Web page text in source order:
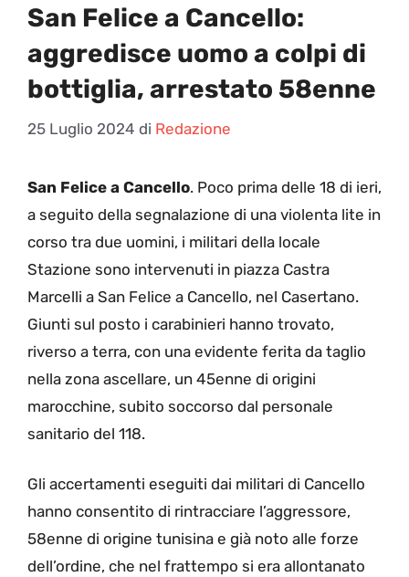
San Felice a Cancello:
aggredisce uomo a colpi di
bottiglia, arrestato 58enne
25 Luglio 2024 di Redazione
San Felice a Cancello. Poco prima delle 18 di ieri,
a seguito della segnalazione di una violenta lite in
corso tra due uomini, i militari della locale
Stazione sono intervenuti in piazza Castra
Marcelli a San Felice a Cancello, nel Casertano.
Giunti sul posto i carabinieri hanno trovato,
riverso a terra, con una evidente ferita da taglio
nella zona ascellare, un 45enne di origini
marocchine, subito soccorso dal personale
sanitario del 118.
Gli accertamenti eseguiti dai militari di Cancello
hanno consentito di rintracciare l’aggressore,
58enne di origine tunisina e già noto alle forze
dell’ordine, che nel frattempo si era allontanato